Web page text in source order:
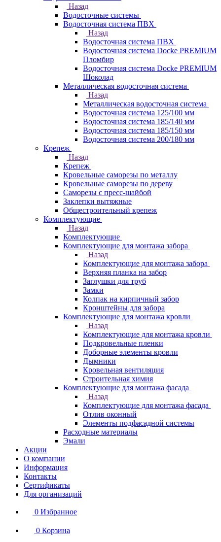
Назад
Водосточные системы
Водосточная система ПВХ
Назад
Водосточная система ПВХ
Водосточная система Docke PREMIUM
Пломбир
Водосточная система Docke PREMIUM
Шоколад
Металлическая водосточная система
Назад
Металлическая водосточная система
Водосточная система 125/100 мм
Водосточная система 185/140 мм
Водосточная система 185/150 мм
Водосточная система 200/180 мм
Крепеж
Назад
Крепеж
Кровельные саморезы по металлу
Кровельные саморезы по дереву
Саморезы с пресс-шайбой
Заклепки вытяжные
Общестроительный крепеж
Комплектующие
Назад
Комплектующие
Комплектующие для монтажа забора
Назад
Комплектующие для монтажа забора
Верхняя планка на забор
Заглушки для труб
Замки
Колпак на кирпичный забор
Кронштейны для забора
Комплектующие для монтажа кровли
Назад
Комплектующие для монтажа кровли
Подкровельные пленки
Доборные элементы кровли
Дымники
Кровельная вентиляция
Строительная химия
Комплектующие для монтажа фасада
Назад
Комплектующие для монтажа фасада
Отлив оконный
Элементы подфасадной системы
Расходные материалы
Эмали
Акции
О компании
Информация
Контакты
Сертификаты
Для организаций
0 Избранное
0 Корзина